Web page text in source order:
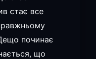
стає все
починає
що